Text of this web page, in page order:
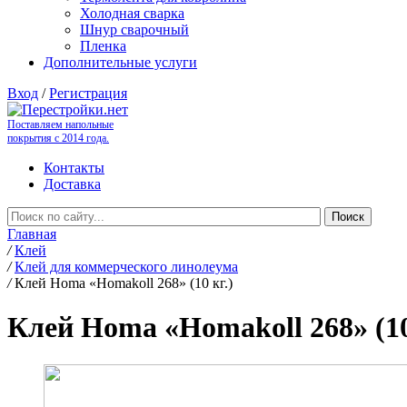
Холодная сварка
Шнур сварочный
Пленка
Дополнительные услуги
Вход /Регистрация
Поставляем напольные
покрытия с 2014 года.
Контакты
Доставка
Главная
/ Клей
/ Клей для коммерческого линолеума
/ Клей Homa «Homakoll 268» (10 кг.)
Клей Homa «Homakoll 268»